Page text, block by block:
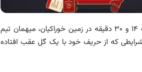
به گزارش سایت باشگاه پرسپولیس، سرخپوشان امید، امروز از ساعت ۱۴ و ۳۰ دقیقه در زمین خوراکیان، میهمان تیم
که از حریف خود با یک گل عقب افتاده